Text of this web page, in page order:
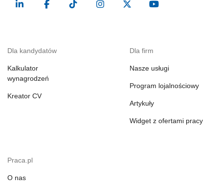
Dla kandydatów
Kalkulator
wynagrodzeń
Kreator CV
Dla firm
Nasze usługi
Program lojalnościowy
Artykuły
Widget z ofertami pracy
Praca.pl
O nas